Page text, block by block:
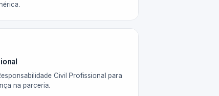
Civil Profissional para
na parceria.